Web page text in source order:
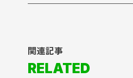
関連記事
RELATED